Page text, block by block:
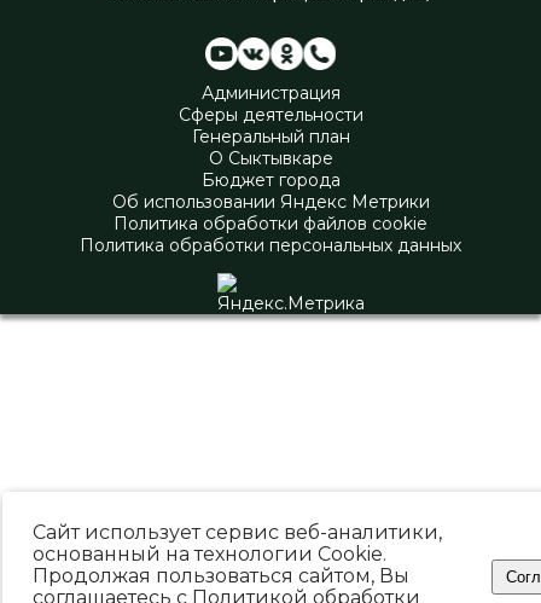
Администрация
Сферы деятельности
Генеральный план
О Сыктывкаре
Бюджет города
Об использовании Яндекс Метрики
Политика обработки файлов cookie
Политика обработки персональных данных
Сайт использует сервис веб-аналитики,
основанный на технологии Cookie.
Продолжая пользоваться сайтом, Вы
соглашаетесь с Политикой обработки